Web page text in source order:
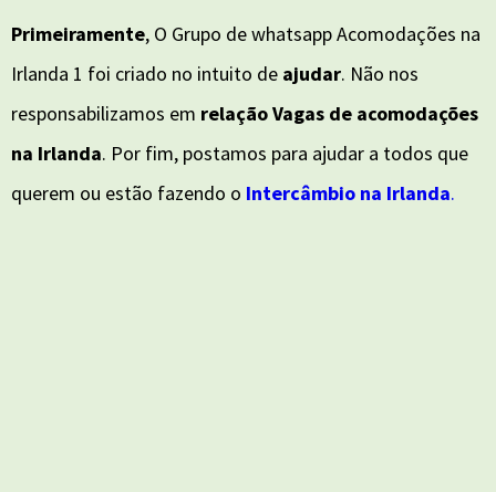
Primeiramente, O Grupo de whatsapp Acomodações na
Irlanda 1 foi criado no intuito de ajudar. Não nos
responsabilizamos em relação Vagas de acomodações
na Irlanda. Por fim, postamos para ajudar a todos que
querem ou estão fazendo o Intercâmbio na Irlanda.